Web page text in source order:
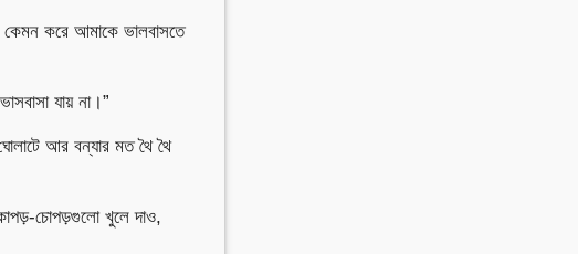
করে আমাকে ভালবাসতে
যায় না।”
আর বন্যার মত থৈ থৈ
চোপড়গুলো খুলে দাও,